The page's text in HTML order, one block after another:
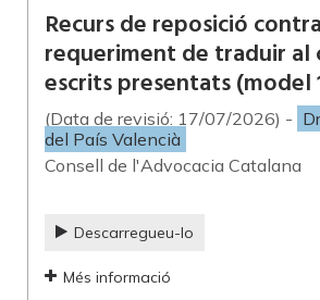
Recurs de reposició
requeriment de traduir al
escrits presentats (model
(Data de revisió: 17/07/2026) -
del País Valencià
Consell de l'Advocacia Catalana
Descarregueu-lo
Més informació